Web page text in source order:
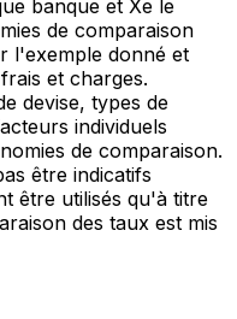
banque et Xe le
de comparaison
l'exemple donné et
et charges.
devise, types de
individuels
de comparaison.
être indicatifs
être utilisés qu'à titre
des taux est mis